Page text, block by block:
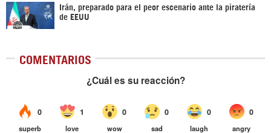
Irán, preparado para el peor escenario ante la piratería
de EEUU
COMENTARIOS